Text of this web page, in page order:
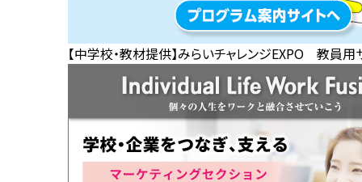
【中学校・教材提供】みらいチャレンジEXPO 教員用